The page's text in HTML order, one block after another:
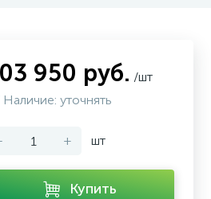
950 руб. /шт
Наличие: уточнять
+ шт
Купить